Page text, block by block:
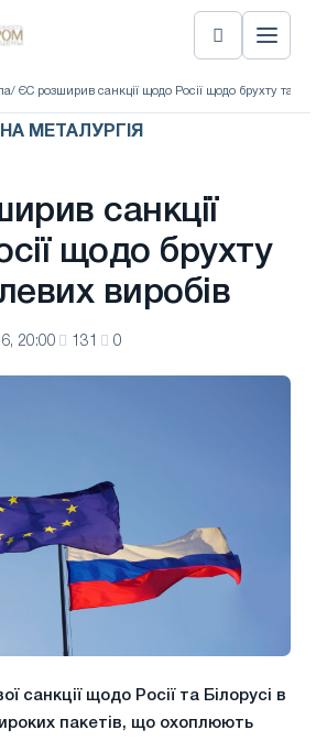
/ ЄС розширив санкції щодо Росії щодо брухту та
МЕТАЛУРГІЯ
санкції
щодо брухту
виробів
20:00 131 0
санкції щодо Росії та Білорусі в
пакетів, що охоплюють